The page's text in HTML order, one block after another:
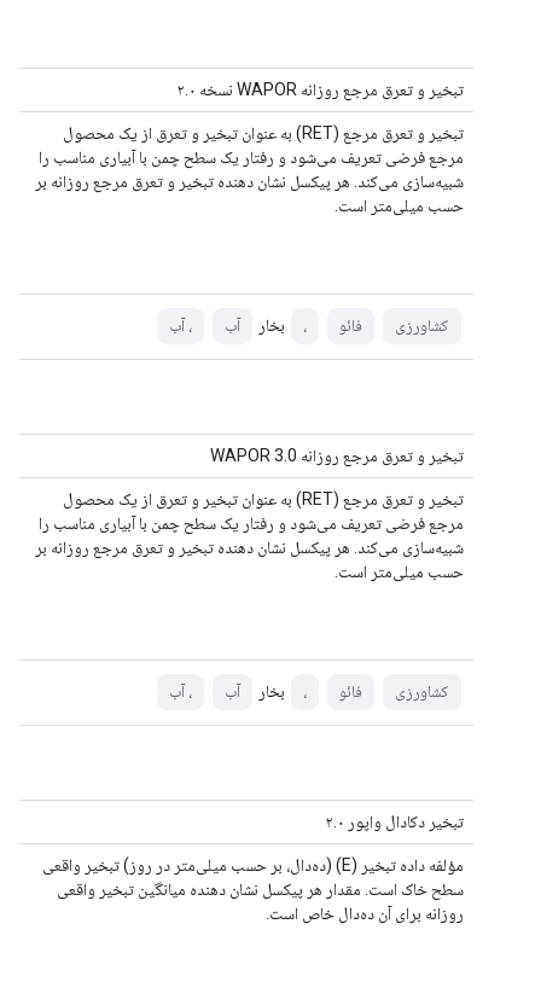
تبخیر و تعرق مرجع روزانه WAPOR نسخه ۲.۰
تبخیر و تعرق مرجع (RET) به عنوان تبخیر و تعرق از یک محصول
مرجع فرضی تعریف می‌شود و رفتار یک سطح چمن با آبیاری مناسب را
شبیه‌سازی می‌کند. هر پیکسل نشان دهنده تبخیر و تعرق مرجع روزانه بر
حسب میلی‌متر است.
کشاورزی فائو ، بخار آب ، آب
تبخیر و تعرق مرجع روزانه WAPOR 3.0
تبخیر و تعرق مرجع (RET) به عنوان تبخیر و تعرق از یک محصول
مرجع فرضی تعریف می‌شود و رفتار یک سطح چمن با آبیاری مناسب را
شبیه‌سازی می‌کند. هر پیکسل نشان دهنده تبخیر و تعرق مرجع روزانه بر
حسب میلی‌متر است.
کشاورزی فائو ، بخار آب ، آب
تبخیر دکادال واپور ۲.۰
مؤلفه داده تبخیر (E) (ده‌دال، بر حسب میلی‌متر در روز) تبخیر واقعی
سطح خاک است. مقدار هر پیکسل نشان دهنده میانگین تبخیر واقعی
روزانه برای آن ده‌دال خاص است.